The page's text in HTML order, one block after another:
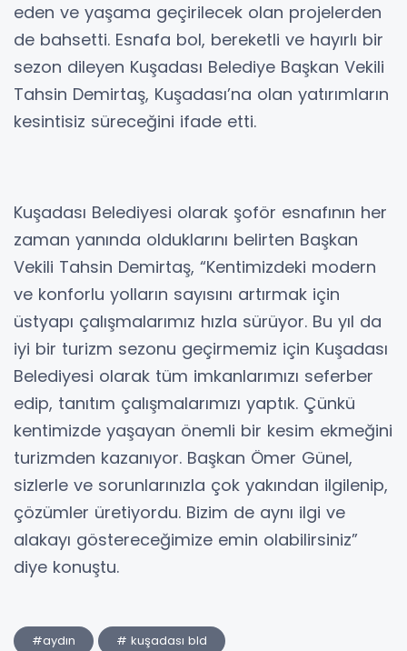
eden ve yaşama geçirilecek olan projelerden
de bahsetti. Esnafa bol, bereketli ve hayırlı bir
sezon dileyen Kuşadası Belediye Başkan Vekili
Tahsin Demirtaş, Kuşadası’na olan yatırımların
kesintisiz süreceğini ifade etti.
Kuşadası Belediyesi olarak şoför esnafının her
zaman yanında olduklarını belirten Başkan
Vekili Tahsin Demirtaş, “Kentimizdeki modern
ve konforlu yolların sayısını artırmak için
üstyapı çalışmalarımız hızla sürüyor. Bu yıl da
iyi bir turizm sezonu geçirmemiz için Kuşadası
Belediyesi olarak tüm imkanlarımızı seferber
edip, tanıtım çalışmalarımızı yaptık. Çünkü
kentimizde yaşayan önemli bir kesim ekmeğini
turizmden kazanıyor. Başkan Ömer Günel,
sizlerle ve sorunlarınızla çok yakından ilgilenip,
çözümler üretiyordu. Bizim de aynı ilgi ve
alakayı göstereceğimize emin olabilirsiniz”
diye konuştu.
#aydın
# kuşadası bld